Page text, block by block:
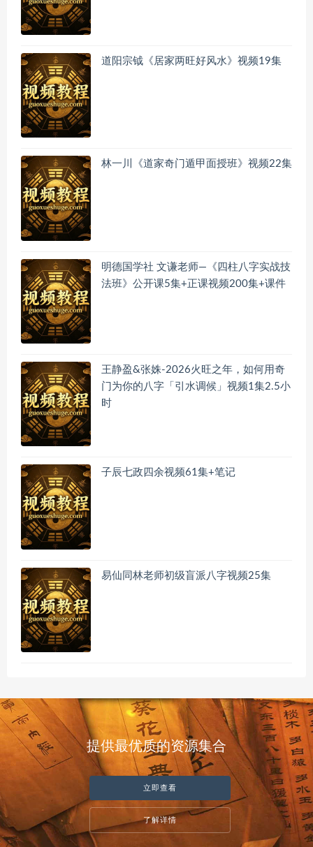
道阳宗钺《居家两旺好风水》视频19集
林一川《道家奇门遁甲面授班》视频22集
明德国学社 文谦老师—《四柱八字实战技
法班》公开课5集+正课视频200集+课件
王静盈&张姝-2026火旺之年，如何用奇
门为你的八字「引水调候」视频1集2.5小
时
子辰七政四余视频61集+笔记
易仙同林老师初级盲派八字视频25集
提供最优质的资源集合
立即查看
了解详情